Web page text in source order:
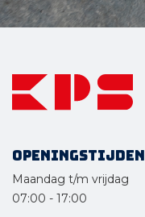
Openingstijden
Maandag t/m vrijdag
07:00 - 17:00